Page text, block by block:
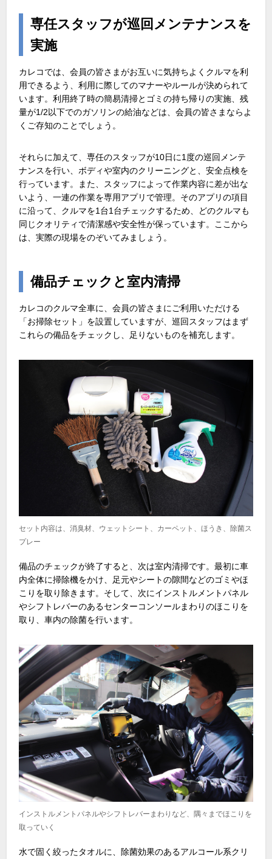
専任スタッフが巡回メンテナンスを
実施
カレコでは、会員の皆さまがお互いに気持ちよくクルマを利
用できるよう、利用に際してのマナーやルールが決められて
います。利用終了時の簡易清掃とゴミの持ち帰りの実施、残
量が1/2以下でのガソリンの給油などは、会員の皆さまならよ
くご存知のことでしょう。
それらに加えて、専任のスタッフが10日に1度の巡回メンテ
ナンスを行い、ボディや室内のクリーニングと、安全点検を
行っています。また、スタッフによって作業内容に差が出な
いよう、一連の作業を専用アプリで管理。そのアプリの項目
に沿って、クルマを1台1台チェックするため、どのクルマも
同じクオリティで清潔感や安全性が保っています。ここから
は、実際の現場をのぞいてみましょう。
備品チェックと室内清掃
カレコのクルマ全車に、会員の皆さまにご利用いただける
「お掃除セット」を設置していますが、巡回スタッフはまず
これらの備品をチェックし、足りないものを補充します。
セット内容は、消臭材、ウェットシート、カーペット、ほうき、除菌ス
プレー
備品のチェックが終了すると、次は室内清掃です。最初に車
内全体に掃除機をかけ、足元やシートの隙間などのゴミやほ
こりを取り除きます。そして、次にインストルメントパネル
やシフトレバーのあるセンターコンソールまわりのほこりを
取り、車内の除菌を行います。
インストルメントパネルやシフトレバーまわりなど、隅々までほこりを
取っていく
水で固く絞ったタオルに、除菌効果のあるアルコール系クリ